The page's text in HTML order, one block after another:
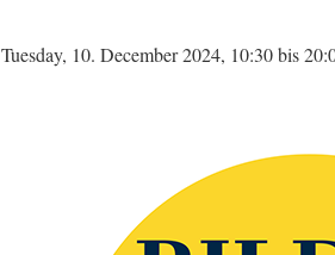
Tuesday, 10. December 2024, 10:30bis